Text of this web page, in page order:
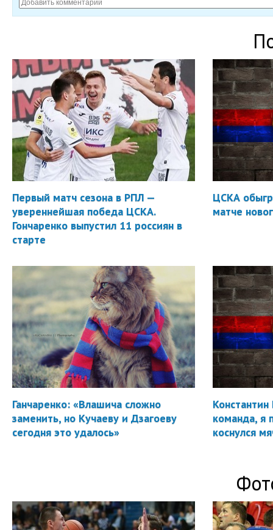
Первый матч сезона в РПЛ —
увереннейшая победа ЦСКА.
Гончаренко выпустил 11 россиян в
старте
ЦСКА
матче
Ганчаренко: «Влашича сложно
заменить, но Кучаеву и Дзагоеву
сегодня это удалось»
Константин
команда, я
коснулся